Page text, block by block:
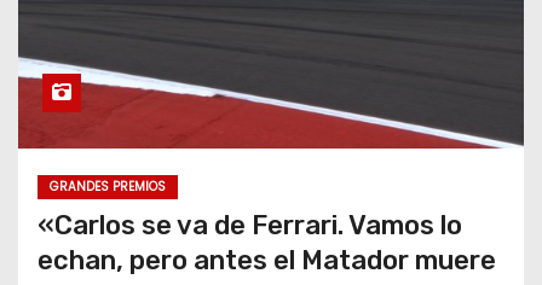
GRANDES PREMIOS
«Carlos se va de Ferrari. Vamos lo
echan, pero antes el Matador muere